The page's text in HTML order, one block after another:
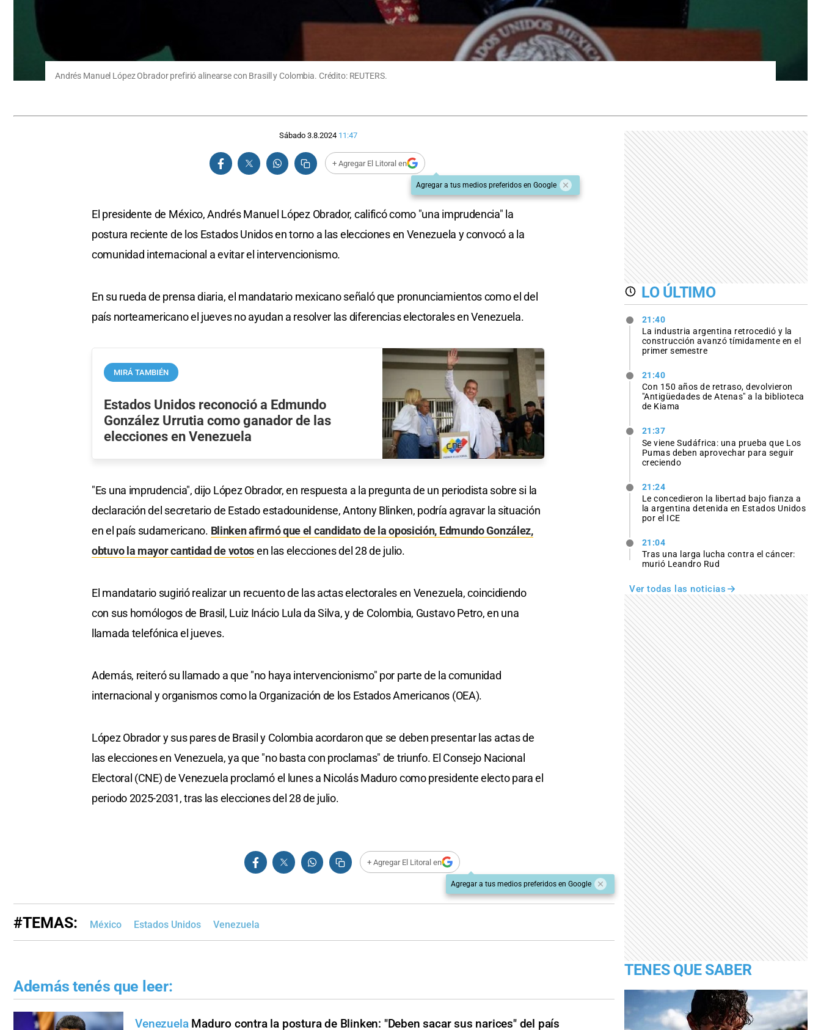
Andrés Manuel López Obrador prefirió alinearse con Brasill y Colombia. Crédito: REUTERS.
Sábado 3.8.2024 11:47
+ Agregar El Litoral en
Agregar a tus medios preferidos en Google
El presidente de México, Andrés Manuel López Obrador, calificó como "una imprudencia" la
postura reciente de los Estados Unidos en torno a las elecciones en Venezuela y convocó a la
comunidad internacional a evitar el intervencionismo.
En su rueda de prensa diaria, el mandatario mexicano señaló que pronunciamientos como el del
país norteamericano el jueves no ayudan a resolver las diferencias electorales en Venezuela.
MIRÁ TAMBIÉN
Estados Unidos reconoció a Edmundo
González Urrutia como ganador de las
elecciones en Venezuela
"Es una imprudencia", dijo López Obrador, en respuesta a la pregunta de un periodista sobre si la
declaración del secretario de Estado estadounidense, Antony Blinken, podría agravar la situación
en el país sudamericano. Blinken afirmó que el candidato de la oposición, Edmundo González,
obtuvo la mayor cantidad de votosen las elecciones del 28 de julio.
El mandatario sugirió realizar un recuento de las actas electorales en Venezuela, coincidiendo
con sus homólogos de Brasil, Luiz Inácio Lula da Silva, y de Colombia, Gustavo Petro, en una
llamada telefónica el jueves.
Además, reiteró su llamado a que "no haya intervencionismo" por parte de la comunidad
internacional y organismos como la Organización de los Estados Americanos (OEA).
López Obrador y sus pares de Brasil y Colombia acordaron que se deben presentar las actas de
las elecciones en Venezuela, ya que "no basta con proclamas" de triunfo. El Consejo Nacional
Electoral (CNE) de Venezuela proclamó el lunes a Nicolás Maduro como presidente electo para el
periodo 2025-2031, tras las elecciones del 28 de julio.
+ Agregar El Litoral en
Agregar a tus medios preferidos en Google
#TEMAS: México Estados Unidos Venezuela
Además tenés que leer:
Venezuela Maduro contra la postura de Blinken: "Deben sacar sus narices" del país
LO ÚLTIMO
21:40
La industria argentina retrocedió y la
construcción avanzó tímidamente en el
primer semestre
21:40
Con 150 años de retraso, devolvieron
"Antigüedades de Atenas" a la biblioteca
de Kiama
21:37
Se viene Sudáfrica: una prueba que Los
Pumas deben aprovechar para seguir
creciendo
21:24
Le concedieron la libertad bajo fianza a
la argentina detenida en Estados Unidos
por el ICE
21:04
Tras una larga lucha contra el cáncer:
murió Leandro Rud
Ver todas las noticias
TENES QUE SABER